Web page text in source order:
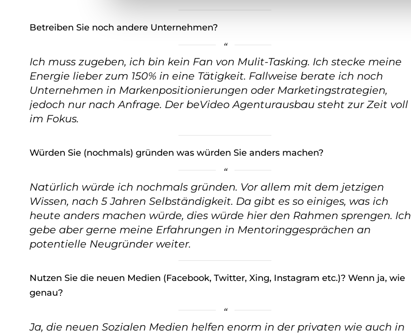
g
u
s
w
h
Betreiben Sie noch andere Unternehmen?
Ich muss zugeben, ich bin kein Fan von Mulit-Tasking. Ich stecke meine
Energie lieber zum 150% in eine Tätigkeit. Fallweise berate ich noch
Unternehmen in Markenpositionierungen oder Marketingstrategien,
jedoch nur nach Anfrage. Der beVideo Agenturausbau steht zur Zeit voll
im Fokus.
Würden Sie (nochmals) gründen was würden Sie anders machen?
Natürlich würde ich nochmals gründen. Vor allem mit dem jetzigen
Wissen, nach 5 Jahren Selbständigkeit. Da gibt es so einiges, was ich
heute anders machen würde, dies würde hier den Rahmen sprengen. Ich
gebe aber gerne meine Erfahrungen in Mentoringgesprächen an
potentielle Neugründer weiter.
Nutzen Sie die neuen Medien (Facebook, Twitter, Xing, Instagram etc.)? Wenn ja, wie
genau?
Ja, die neuen Sozialen Medien helfen enorm in der privaten wie auch in